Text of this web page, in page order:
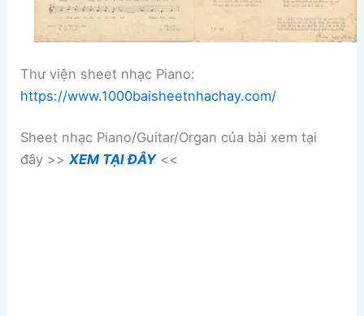
Thư viện sheet nhạc Piano:
https://www.1000baisheetnhachay.com/
Sheet nhạc Piano/Guitar/Organ của bài xem tại
đây >>XEM TẠI ĐÂY<<